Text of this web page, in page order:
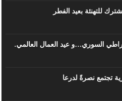
للتهنئة بعيد الفطر
السوري…و عيد العمال العالمي.
تجتمع نصرةً لدرعا